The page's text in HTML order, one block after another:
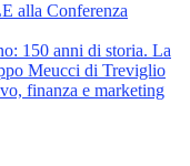
alla Conferenza
150 anni di storia. La
Meucci di Treviglio
finanza e marketing